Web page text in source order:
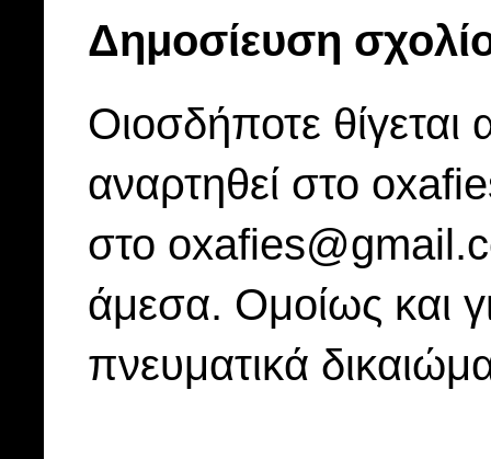
Δημοσίευση
Οιοσδήποτε
αναρτηθεί στο
στο
άμεσα. Ομοίως και
πνευματικά